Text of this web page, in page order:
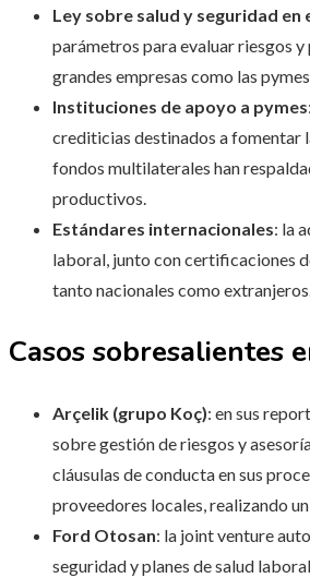
Ley sobre salud y seguridad en
parámetros para evaluar riesgos
grandes empresas como las
Instituciones de apoyo a pymes
crediticias destinados a fomentar
fondos multilaterales han
productivos.
Estándares internacionales: la
laboral, junto con certificaciones
tanto nacionales como
Casos sobresalientes
Arçelik (grupo Koç): en sus
sobre gestión de riesgos y
cláusulas de conducta en sus
proveedores locales, realizando
Ford Otosan: la joint venture
seguridad y planes de salud